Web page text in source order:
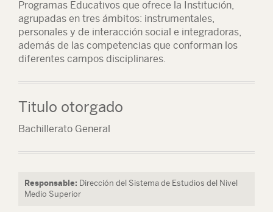
Programas Educativos que ofrece la Institución,
agrupadas en tres ámbitos: instrumentales,
personales y de interacción social e integradoras,
además de las competencias que conforman los
diferentes campos disciplinares.
Titulo otorgado
Bachillerato General
Responsable: Dirección del Sistema de Estudios del Nivel
Medio Superior